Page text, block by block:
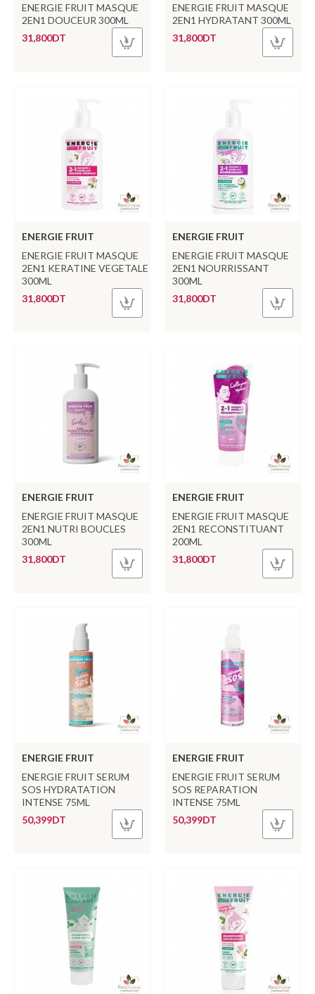
ENERGIE FRUIT MASQUE
2EN1 DOUCEUR 300ML
31,800DT
ENERGIE FRUIT MASQUE
2EN1 HYDRATANT 300ML
31,800DT
ENERGIE FRUIT
ENERGIE FRUIT MASQUE
2EN1 KERATINE VEGETALE
300ML
31,800DT
ENERGIE FRUIT
ENERGIE FRUIT MASQUE
2EN1 NOURRISSANT
300ML
31,800DT
ENERGIE FRUIT
ENERGIE FRUIT MASQUE
2EN1 NUTRI BOUCLES
300ML
31,800DT
ENERGIE FRUIT
ENERGIE FRUIT MASQUE
2EN1 RECONSTITUANT
200ML
31,800DT
ENERGIE FRUIT
ENERGIE FRUIT SERUM
SOS HYDRATATION
INTENSE 75ML
50,399DT
ENERGIE FRUIT
ENERGIE FRUIT SERUM
SOS REPARATION
INTENSE 75ML
50,399DT